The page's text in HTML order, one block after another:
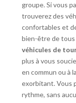
groupe. Si vous
trouverez des
confortables et
bien-être de tous
véhicules de
plus à vous
en commun ou à
exorbitant. Vous
rythme, sans